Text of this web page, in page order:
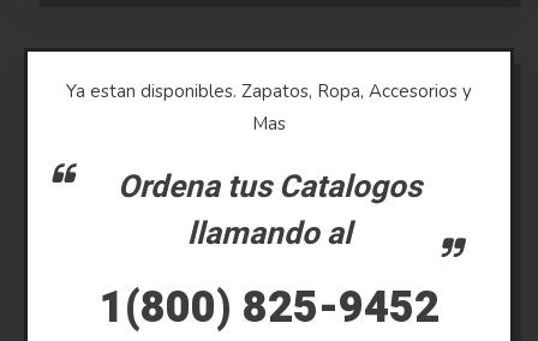
Ya estan disponibles. Zapatos, Ropa, Accesorios y
Mas
Ordena tus Catalogos
llamando al
1(800) 825-9452